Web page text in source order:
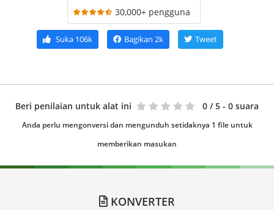
30,000+ pengguna
Suka106k Bagikan 2k Tweet
Beri penilaian untuk alat ini 0 / 5 - 0 suara
Anda perlu mengonversi dan mengunduh setidaknya 1 file untuk
memberikan masukan
KONVERTER